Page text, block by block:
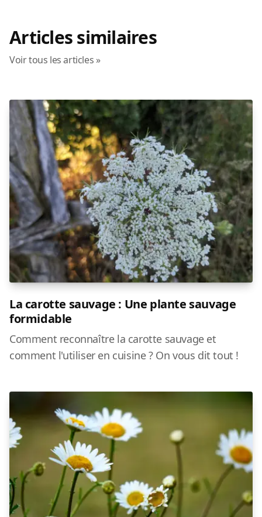
Articles similaires
Voir tous les articles »
La carotte sauvage : Une plante sauvage
formidable
Comment reconnaître la carotte sauvage et
comment l'utiliser en cuisine ? On vous dit tout !